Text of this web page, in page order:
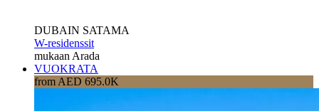
DUBAIN SATAMA
W-residenssit
mukaan Arada
VUOKRATA
from AED 695.0K